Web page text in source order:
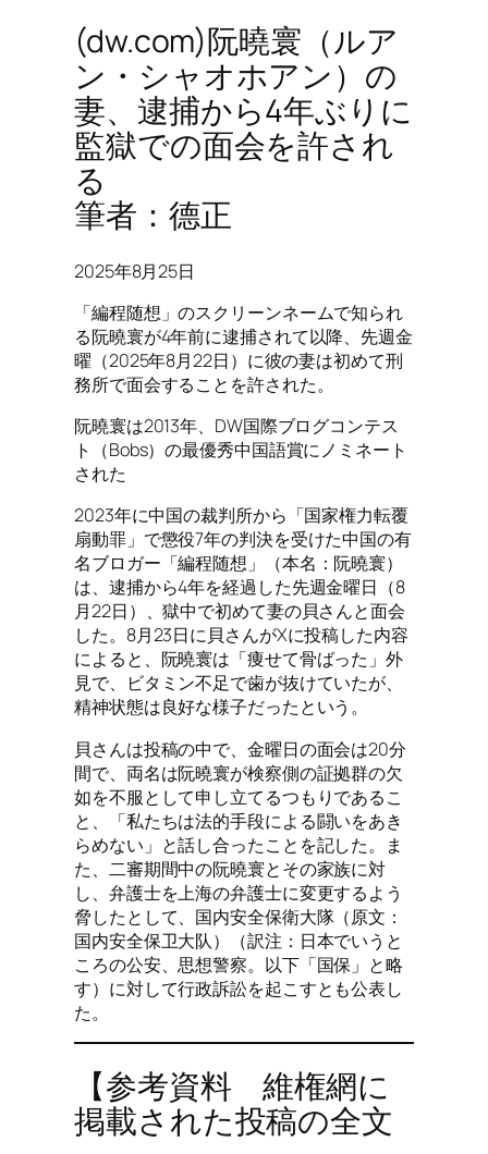
(dw.com)阮曉寰（ルア
ン・シャオホアン）の
妻、逮捕から4年ぶりに
監獄での面会を許され
る
筆者：德正
2025年8月25日
「編程随想」のスクリーンネームで知られ
る阮曉寰が4年前に逮捕されて以降、先週金
曜（2025年8月22日）に彼の妻は初めて刑
務所で面会することを許された。
阮曉寰は2013年、DW国際ブログコンテス
ト（Bobs）の最優秀中国語賞にノミネート
された
2023年に中国の裁判所から「国家権力転覆
扇動罪」で懲役7年の判決を受けた中国の有
名ブロガー「編程随想」（本名：阮曉寰）
は、逮捕から4年を経過した先週金曜日（8
月22日）、獄中で初めて妻の貝さんと面会
した。8月23日に貝さんがXに投稿した内容
によると、阮曉寰は「痩せて骨ばった」外
見で、ビタミン不足で歯が抜けていたが、
精神状態は良好な様子だったという。
貝さんは投稿の中で、金曜日の面会は20分
間で、両名は阮曉寰が検察側の証拠群の欠
如を不服として申し立てるつもりであるこ
と、「私たちは法的手段による闘いをあき
らめない」と話し合ったことを記した。ま
た、二審期間中の阮曉寰とその家族に対
し、弁護士を上海の弁護士に変更するよう
脅したとして、国内安全保衛大隊（原文：
国内安全保卫大队）（訳注：日本でいうと
ころの公安、思想警察。以下「国保」と略
す）に対して行政訴訟を起こすとも公表し
た。
【参考資料 維権網に
掲載された投稿の全文